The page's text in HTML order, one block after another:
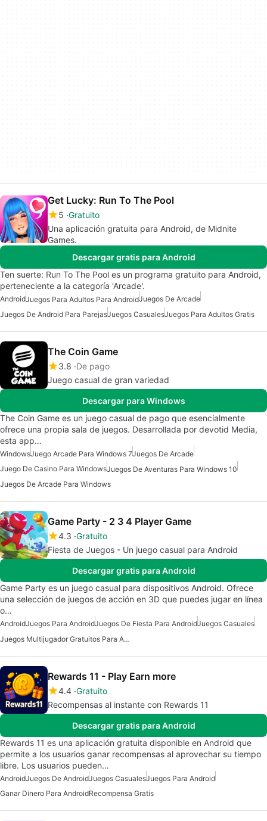
Get Lucky: Run To The Pool
5 Gratuito
Una aplicación gratuita para Android, de Midnite
Games.
Descargar gratis para Android
Ten suerte: Run To The Pool es un programa gratuito para Android,
perteneciente a la categoría 'Arcade'.
AndroidJuegos Para Adultos Para AndroidJuegos De Arcade
Juegos De Android Para ParejasJuegos CasualesJuegos Para Adultos Gratis
The Coin Game
3.8 De pago
Juego casual de gran variedad
Descargar para Windows
The Coin Game es un juego casual de pago que esencialmente
ofrece una propia sala de juegos. Desarrollada por devotid Media,
esta app…
WindowsJuego Arcade Para Windows 7Juegos De Arcade
Juego De Casino Para WindowsJuegos De Aventuras Para Windows 10
Juegos De Arcade Para Windows
Game Party - 2 3 4 Player Game
4.3 Gratuito
Fiesta de Juegos - Un juego casual para Android
Descargar gratis para Android
Game Party es un juego casual para dispositivos Android. Ofrece
una selección de juegos de acción en 3D que puedes jugar en línea
o…
AndroidJuegos Para AndroidJuegos De Fiesta Para AndroidJuegos Casuales
Juegos Multijugador Gratuitos Para Android
Rewards 11 - Play Earn more
4.4 Gratuito
Recompensas al instante con Rewards 11
Descargar gratis para Android
Rewards 11 es una aplicación gratuita disponible en Android que
permite a los usuarios ganar recompensas al aprovechar su tiempo
libre. Los usuarios pueden…
AndroidJuegos De AndroidJuegos CasualesJuegos Para Android
Ganar Dinero Para AndroidRecompensa Gratis